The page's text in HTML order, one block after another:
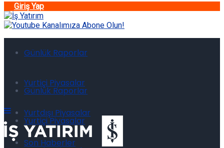
Giriş Yap
Günlük Raporlar
Yurtiçi Piyasalar
Yurtdışı Piyasalar
Son Haberler
Günlük Raporlar
Yurtiçi Piyasalar